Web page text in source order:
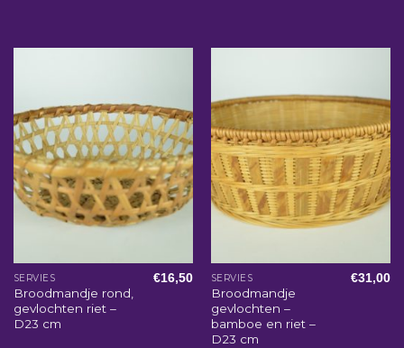
SERVIES
Broodmandje rond,
gevlochten riet –
D23 cm
€16,50 SERVIES
Broodmandje
gevlochten –
bamboe en riet –
D23 cm
€31,00